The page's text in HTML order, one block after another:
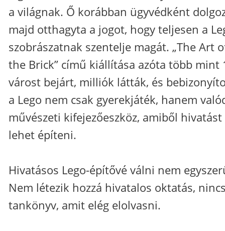
a világnak. Ő korábban ügyvédként
majd otthagyta a jogot, hogy teljesen a
szobrászatnak szentelje magát. „The Art
the Brick” című kiállítása azóta több mint
várost bejárt, milliók látták, és
a Lego nem csak gyerekjáték, hanem
művészeti kifejezőeszköz, amiből hivatást
lehet építeni.
Hivatásos Lego-építővé válni nem
Nem létezik hozzá hivatalos oktatás,
tankönyv, amit elég elolvasni.